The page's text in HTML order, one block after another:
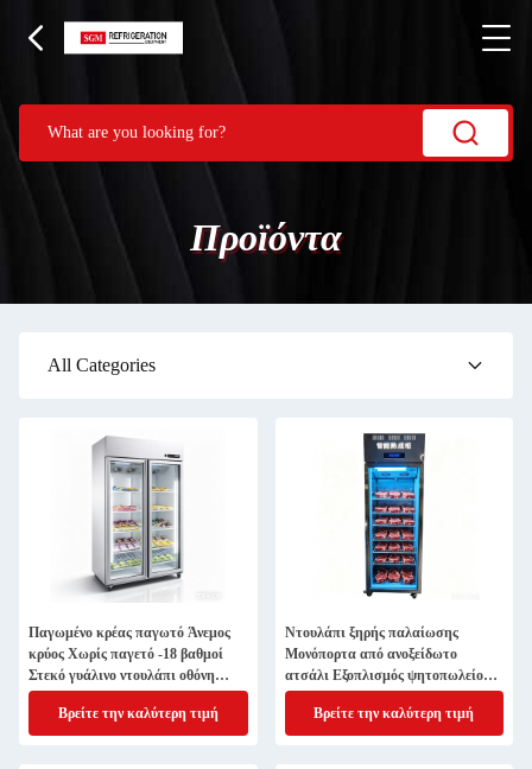
Προϊόντα
All Categories
Παγωμένο κρέας παγωτό Άνεμος
κρύος Χωρίς παγετό -18 βαθμοί
Στεκό γυάλινο ντουλάπι οθόνη
ψυγείο
Βρείτε την καλύτερη τιμή
Ντουλάπι ξηρής παλαίωσης
Μονόπορτα από ανοξείδωτο
ατσάλι Εξοπλισμός ψητοπωλείου
βοδινό παλαιωμένο
Βρείτε την καλύτερη τιμή